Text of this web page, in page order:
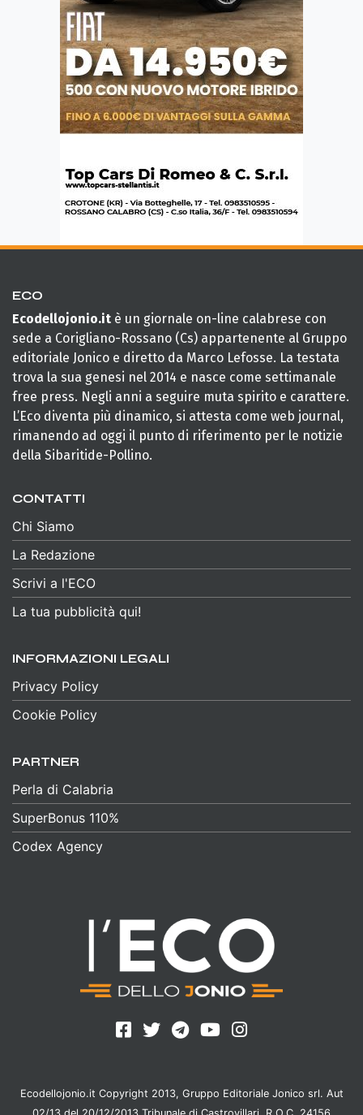
ECO
Ecodellojonio.it è un giornale on-line calabrese con
sede a Corigliano-Rossano (Cs) appartenente al Gruppo
editoriale Jonico e diretto da Marco Lefosse. La testata
trova la sua genesi nel 2014 e nasce come settimanale
free press. Negli anni a seguire muta spirito e carattere.
L’Eco diventa più dinamico, si attesta come web journal,
rimanendo ad oggi il punto di riferimento per le notizie
della Sibaritide-Pollino.
CONTATTI
Chi Siamo
La Redazione
Scrivi a l'ECO
La tua pubblicità qui!
INFORMAZIONI LEGALI
Privacy Policy
Cookie Policy
PARTNER
Perla di Calabria
SuperBonus 110%
Codex Agency
Ecodellojonio.it Copyright 2013, Gruppo Editoriale Jonico srl. Aut